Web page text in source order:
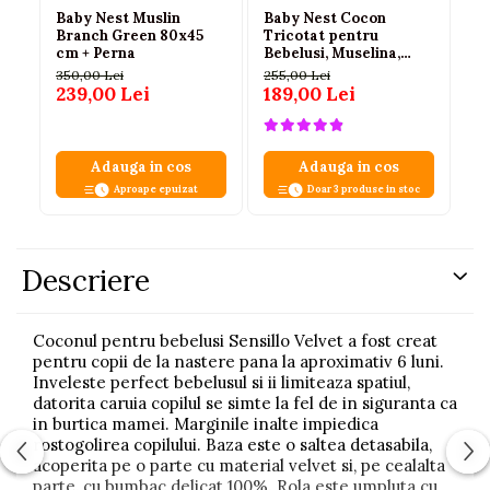
Baby Nest Muslin
Branch Green 80x45
cm + Perna
350,00 Lei
239,00 Lei
Adauga in cos
Aproape epuizat
Baby Nest Cocon
Tricotat pentru
Bebelusi, Muselina,
Protectie Impletita,
Saltea si Pernuta
Incluse, 72 x 52 cm,
Galben, 0-1 Ani
255,00 Lei
189,00 Lei
Adauga in cos
Doar 3 produse in stoc
Descriere
Coconul pentru bebelusi Sensillo Velvet a fost creat
pentru copii de la nastere pana la aproximativ 6 luni.
Inveleste perfect bebelusul si ii limiteaza spatiul,
datorita caruia copilul se simte la fel de in siguranta ca
in burtica mamei. Marginile inalte impiedica
rostogolirea copilului. Baza este o saltea detasabila,
acoperita pe o parte cu material velvet si, pe cealalta